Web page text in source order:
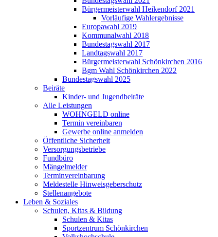
Bürgermeisterwahl Heikendorf 2021
Vorläufige Wahlergebnisse
Europawahl 2019
Kommunalwahl 2018
Bundestagswahl 2017
Landtagswahl 2017
Bürgermeisterwahl Schönkirchen 2016
Bgm Wahl Schönkirchen 2022
Bundestagswahl 2025
Beiräte
Kinder- und Jugendbeiräte
Alle Leistungen
WOHNGELD online
Termin vereinbaren
Gewerbe online anmelden
Öffentliche Sicherheit
Versorgungsbetriebe
Fundbüro
Mängelmelder
Terminvereinbarung
Meldestelle Hinweisgeberschutz
Stellenangebote
Leben & Soziales
Schulen, Kitas & Bildung
Schulen & Kitas
Sportzentrum Schönkirchen